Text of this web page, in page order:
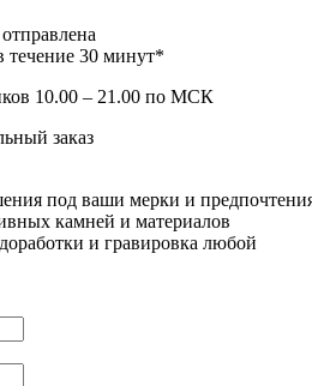
30 минут*
10.00 – 21.00 по МСК
заказ
под ваши мерки и
камней и материалов
и гравировка любой